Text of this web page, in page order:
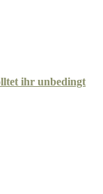
ihr unbedingt